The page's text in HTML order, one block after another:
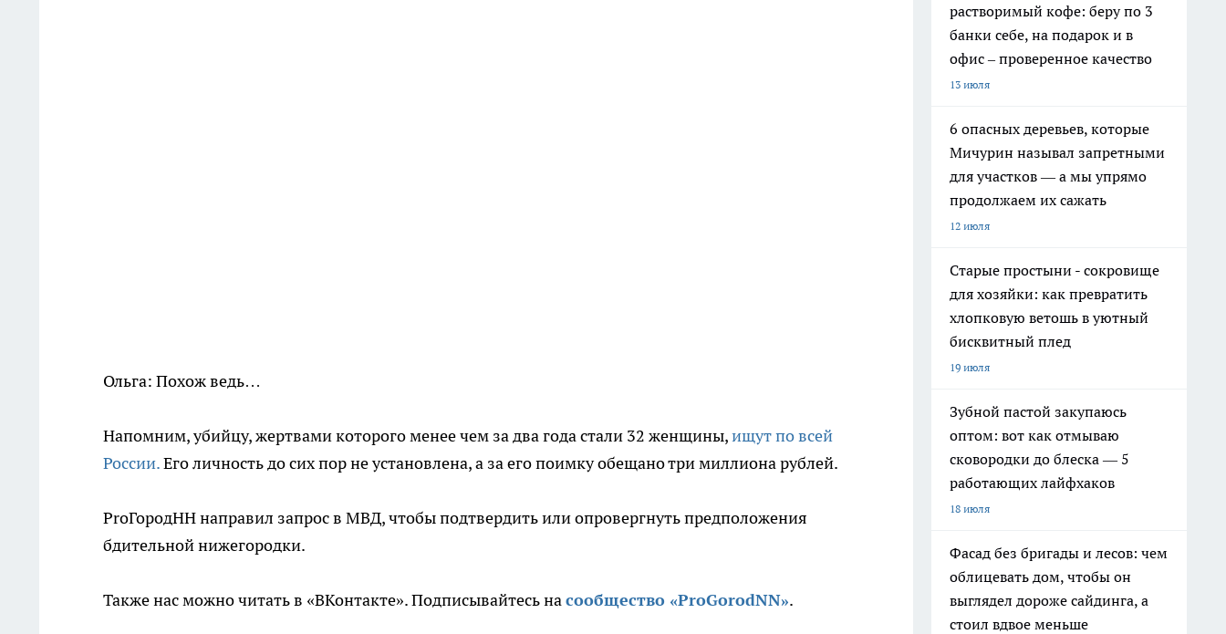
Ольга: Похож ведь…
Напомним, убийцу, жертвами которого менее чем за два года стали 32 женщины,ищут по всей
России.Его личность до сих пор не установлена, а за его поимку обещано три миллиона рублей.
ProГородНН направил запрос в МВД, чтобы подтвердить или опровергнуть предположения
бдительной нижегородки.
Также нас можно читать в «ВКонтакте». Подписывайтесь насообщество «ProGorodNN».
растворимый кофе: беру по 3
банки себе, на подарок и в
офис – проверенное качество
13 июля
6 опасных деревьев, которые
Мичурин называл запретными
для участков — а мы упрямо
продолжаем их сажать
12 июля
Старые простыни - сокровище
для хозяйки: как превратить
хлопковую ветошь в уютный
бисквитный плед
19 июля
Зубной пастой закупаюсь
оптом: вот как отмываю
сковородки до блеска — 5
работающих лайфхаков
18 июля
Фасад без бригады и лесов: чем
облицевать дом, чтобы он
выглядел дороже сайдинга, а
стоил вдвое меньше